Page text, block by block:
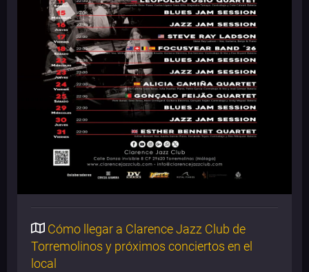
Cómo llegar a Clarence Jazz Club de
Torremolinos y próximos conciertos en el
local